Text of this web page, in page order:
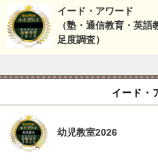
イード・アワード
（塾・通信教育・英
足度調査）
イード・
幼児教室2026